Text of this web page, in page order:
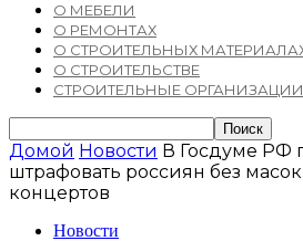
О МЕБЕЛИ
О РЕМОНТАХ
О СТРОИТЕЛЬНЫХ
О СТРОИТЕЛЬСТВЕ
СТРОИТЕЛЬНЫЕ ОРГАНИЗАЦИИ
Домой Новости В Госдуме РФ
штрафовать россиян без
концертов
Новости